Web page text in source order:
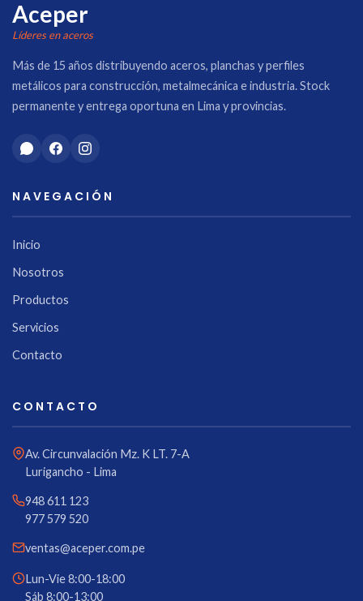
Aceper
Líderes en aceros
Más de 15 años distribuyendo aceros, planchas y perfiles
metálicos para construcción, metalmecánica e industria. Stock
permanente y entrega oportuna en Lima y provincias.
NAVEGACIÓN
Inicio
Nosotros
Productos
Servicios
Contacto
CONTACTO
Av. Circunvalación Mz. K LT. 7-A
Lurigancho - Lima
948 611 123
977 579 520
ventas@aceper.com.pe
Lun-Vie 8:00-18:00
Sáb 8:00-13:00